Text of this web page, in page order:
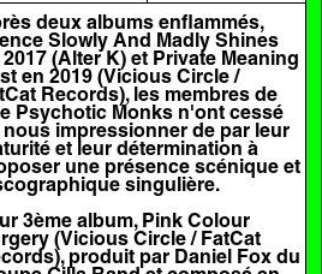
deux albums enflammés,
Slowly And Madly Shines
2017 (Alter K) et Private Meaning
en 2019 (Vicious Circle /
Records), les membres de
Psychotic Monks n'ont cessé
nous impressionner de par leur
et leur détermination à
une présence scénique et
singulière.
3ème album, Pink Colour
(Vicious Circle / FatCat
produit par Daniel Fox du